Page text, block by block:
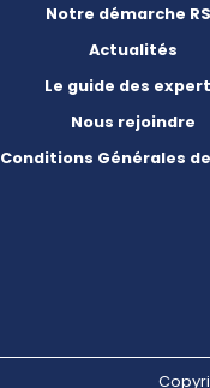
Notre démarche
Actualités
Le guide des
Nous rejoindre
Conditions Générales